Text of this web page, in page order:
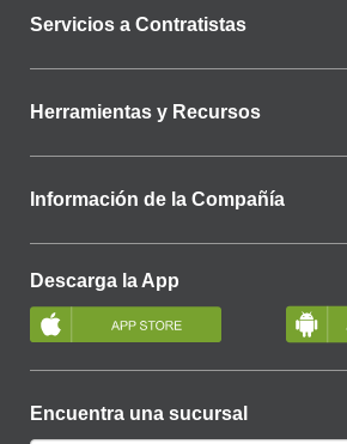
Servicios a Contratistas
Herramientas y Recursos
Información de la Compañía
Descarga la App
Encuentra una sucursal